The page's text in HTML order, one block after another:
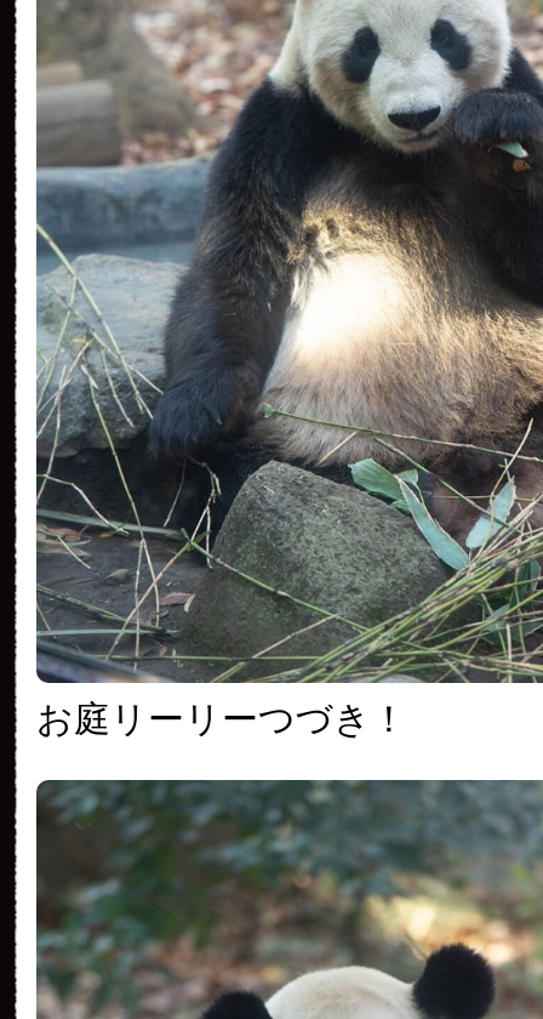
お庭リーリーつづき！